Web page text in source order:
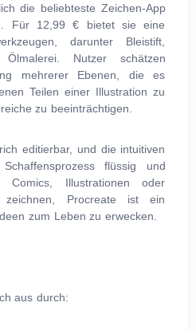
die beliebteste Zeichen-App
Für 12,99 € bietet sie eine
darunter Bleistift,
Nutzer schätzen
mehrerer Ebenen, die es
Teilen einer Illustration zu
zu beeinträchtigen.
editierbar, und die intuitiven
flüssig und
Illustrationen oder
zeichnen, Procreate ist ein
zum Leben zu erwecken.
aus durch: